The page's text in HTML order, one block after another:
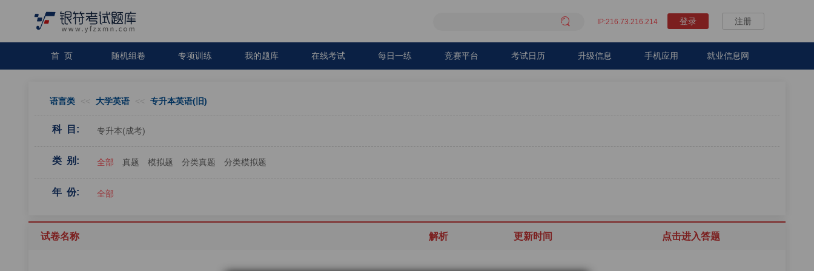
IP:216.73.216.214 登录 注册

首 页 随机组卷 专项训练 我的题库 在线考试 每日一练 竞赛平台 考试日历 升级信息 手机应用 就业信息网
语言类 << 大学英语 << 专升本英语(旧)
科 目: 专升本(成考)
类 别: 全部 真题 模拟题 分类真题 分类模拟题
年 份: 全部
试卷名称 解析 更新时间 点击进入答题